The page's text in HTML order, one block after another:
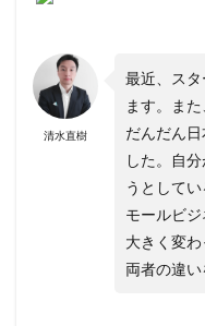
清水直樹
最近、ス
ます。ま
だんだん
した。自
うとして
モールビ
大きく変
両者の違い